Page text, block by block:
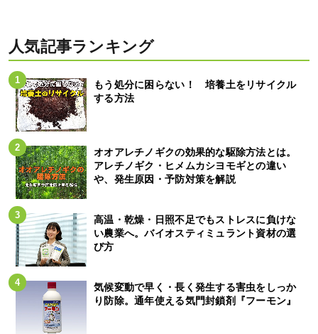
人気記事ランキング
もう処分に困らない！ 培養土をリサイクル
する方法
オオアレチノギクの効果的な駆除方法とは。
アレチノギク・ヒメムカシヨモギとの違い
や、発生原因・予防対策を解説
高温・乾燥・日照不足でもストレスに負けな
い農業へ。バイオスティミュラント資材の選
び方
気候変動で早く・長く発生する害虫をしっか
り防除。通年使える気門封鎖剤『フーモン』